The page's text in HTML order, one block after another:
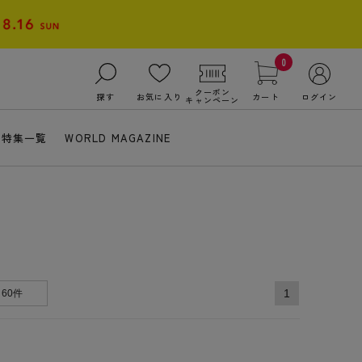
探す お気に入り クーポン
キャンペーン
0
カート ログイン
特集一覧 WORLD MAGAZINE
60件 1